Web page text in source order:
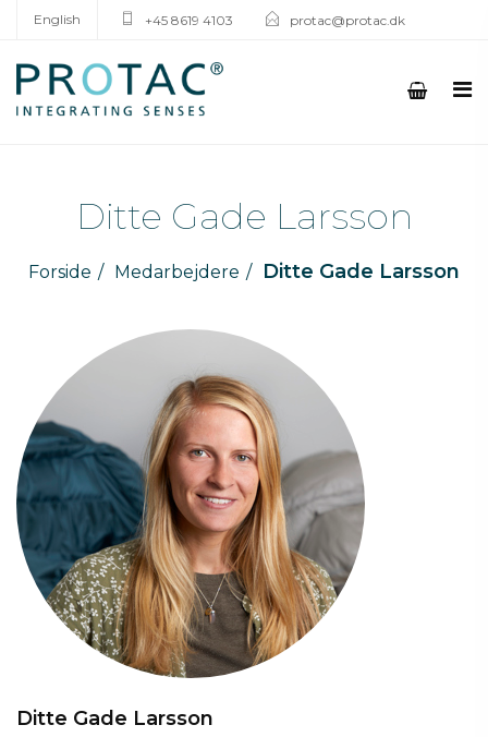
English +45 8619 4103 protac@protac.dk
Ditte Gade Larsson
Forside Medarbejdere Ditte Gade Larsson
Ditte Gade Larsson